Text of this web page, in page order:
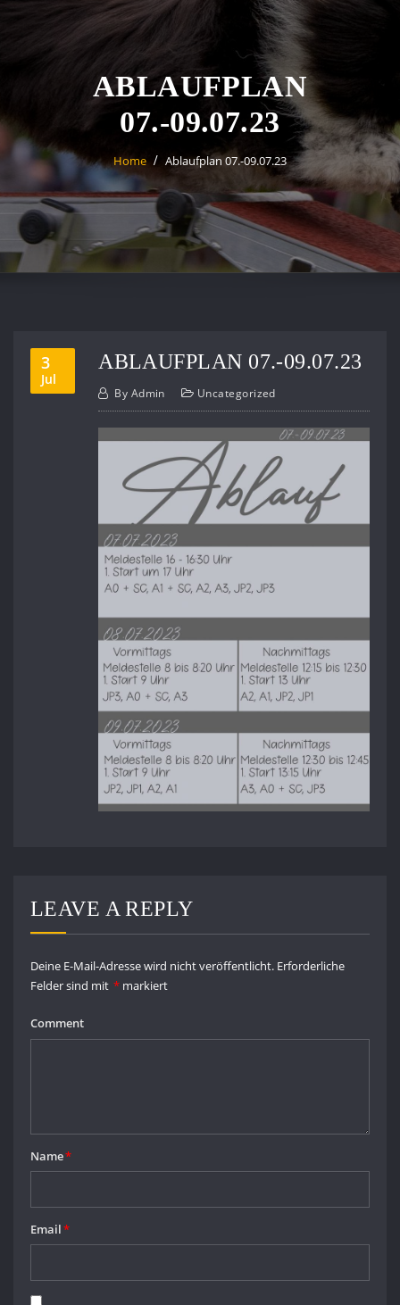
ABLAUFPLAN
07.-09.07.23
Home Ablaufplan 07.-09.07.23
3
Jul
ABLAUFPLAN 07.-09.07.23
By Admin Uncategorized
LEAVE A REPLY
Deine E-Mail-Adresse wird nicht veröffentlicht. Erforderliche
Felder sind mit * markiert
Comment
Name*
Email*